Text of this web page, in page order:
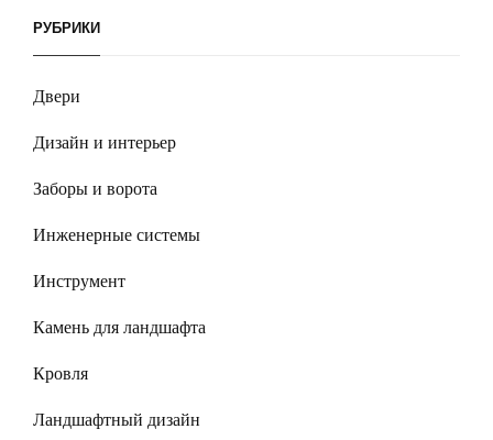
РУБРИКИ
Двери
Дизайн и интерьер
Заборы и ворота
Инженерные системы
Инструмент
Камень для ландшафта
Кровля
Ландшафтный дизайн